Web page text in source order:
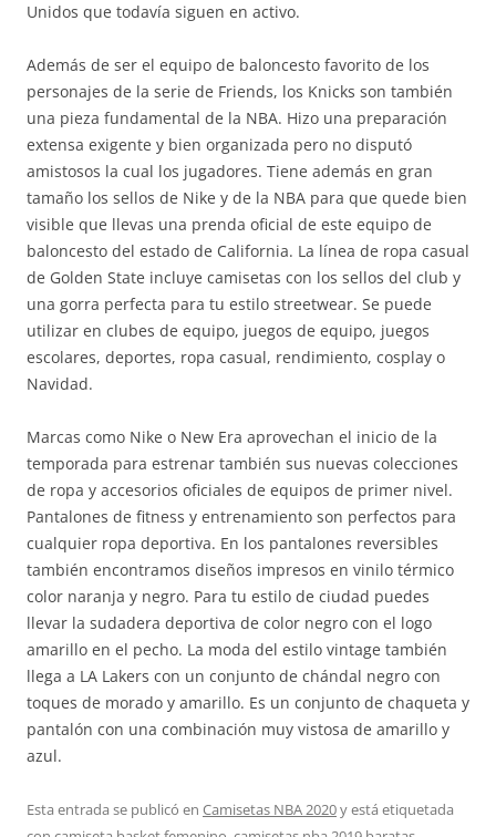
Unidos que todavía siguen en activo.
Además de ser el equipo de baloncesto favorito de los
personajes de la serie de Friends, los Knicks son también
una pieza fundamental de la NBA. Hizo una preparación
extensa exigente y bien organizada pero no disputó
amistosos la cual los jugadores. Tiene además en gran
tamaño los sellos de Nike y de la NBA para que quede bien
visible que llevas una prenda oficial de este equipo de
baloncesto del estado de California. La línea de ropa casual
de Golden State incluye camisetas con los sellos del club y
una gorra perfecta para tu estilo streetwear. Se puede
utilizar en clubes de equipo, juegos de equipo, juegos
escolares, deportes, ropa casual, rendimiento, cosplay o
Navidad.
Marcas como Nike o New Era aprovechan el inicio de la
temporada para estrenar también sus nuevas colecciones
de ropa y accesorios oficiales de equipos de primer nivel.
Pantalones de fitness y entrenamiento son perfectos para
cualquier ropa deportiva. En los pantalones reversibles
también encontramos diseños impresos en vinilo térmico
color naranja y negro. Para tu estilo de ciudad puedes
llevar la sudadera deportiva de color negro con el logo
amarillo en el pecho. La moda del estilo vintage también
llega a LA Lakers con un conjunto de chándal negro con
toques de morado y amarillo. Es un conjunto de chaqueta y
pantalón con una combinación muy vistosa de amarillo y
azul.
Esta entrada se publicó en Camisetas NBA 2020y está etiquetada